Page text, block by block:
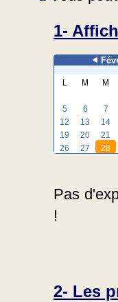
1-
L M M
5
6 7
12
13 14
19
20 21
26
27 28
Pas
!
2- Les